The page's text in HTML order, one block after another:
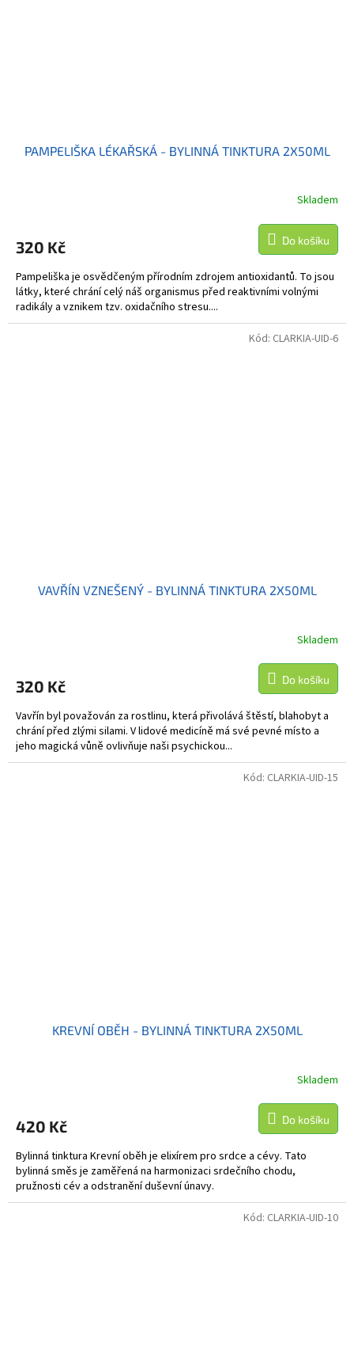
PAMPELIŠKA LÉKAŘSKÁ - BYLINNÁ TINKTURA 2X50ML
Skladem
320 Kč Do košíku
Pampeliška je osvědčeným přírodním zdrojem antioxidantů. To jsou
látky, které chrání celý náš organismus před reaktivními volnými
radikály a vznikem tzv. oxidačního stresu....
VAVŘÍN VZNEŠENÝ - BYLINNÁ TINKTURA 2X50ML
Skladem
320 Kč Do košíku
Vavřín byl považován za rostlinu, která přivolává štěstí, blahobyt a
chrání před zlými silami. V lidové medicíně má své pevné místo a
jeho magická vůně ovlivňuje naši psychickou...
Kód: CLARKIA-UID-6
KREVNÍ OBĚH - BYLINNÁ TINKTURA 2X50ML
Skladem
420 Kč Do košíku
Bylinná tinktura Krevní oběh je elixírem pro srdce a cévy. Tato
bylinná směs je zaměřená na harmonizaci srdečního chodu,
pružnosti cév a odstranění duševní únavy.
Kód: CLARKIA-UID-15
Kód: CLARKIA-UID-10